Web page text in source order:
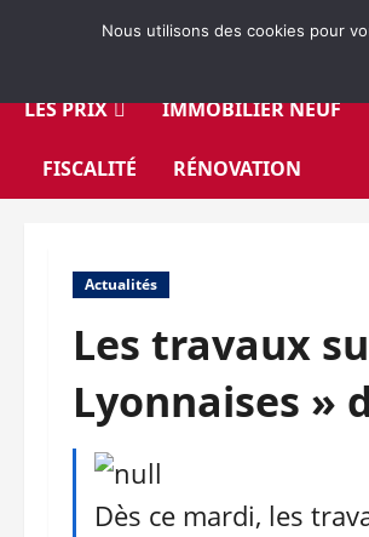
LES PRIX
IMMOBILIER NEUF
FISCALITÉ RÉNOVATION
Actualités
Les travaux
Lyonnaises »
Dès ce mardi, les
Nous utilisons des cookies pour